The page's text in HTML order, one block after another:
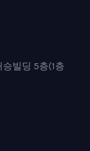
빌딩 5층(1층